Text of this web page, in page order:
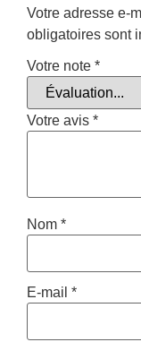
Votre adresse e-
obligatoires sont
Votre note *
Votre avis *
Nom *
E-mail *